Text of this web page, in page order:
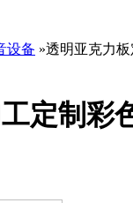
设备 »透明亚克力
定制彩